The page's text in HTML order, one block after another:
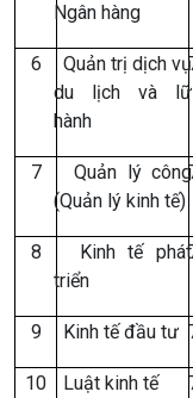
Ngân hàng
6
Quản trị dịch vụ
du lịch và lữ
hành
7
Quản lý công
(Quản lý kinh tế)
8
Kinh tế phát
triển
9 Kinh tế đầu tư
10 Luật kinh tế